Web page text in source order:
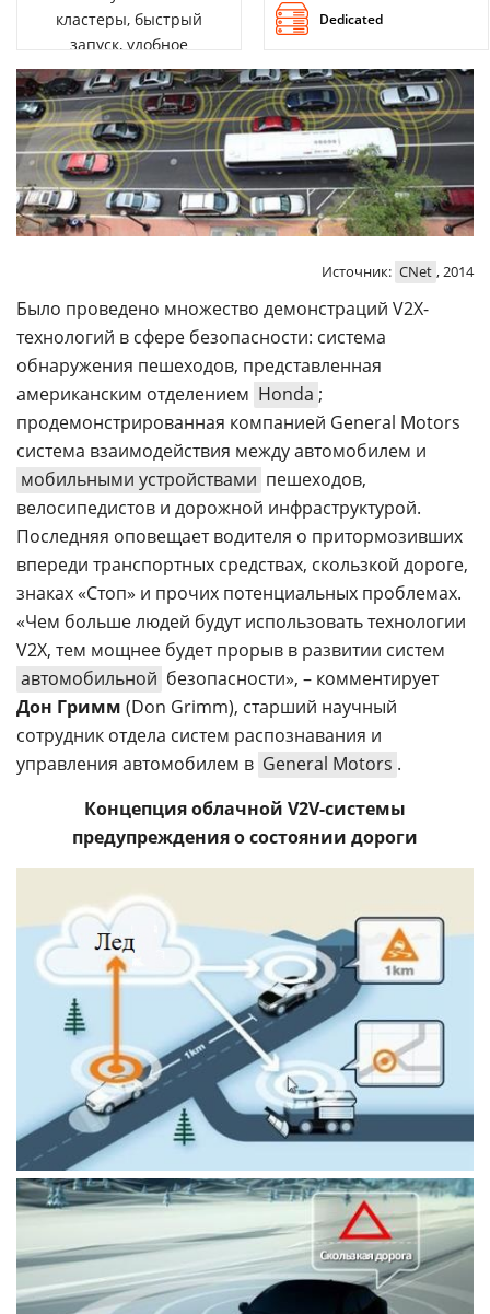
кластеры, быстрый
запуск, удобное
управление
Dedicated
Источник: CNet , 2014
Было проведено множество демонстраций V2X-
технологий в сфере безопасности: система
обнаружения пешеходов, представленная
американским отделением Honda ;
продемонстрированная компанией General Motors
система взаимодействия между автомобилем и
мобильными устройствами пешеходов,
велосипедистов и дорожной инфраструктурой.
Последняя оповещает водителя о притормозивших
впереди транспортных средствах, скользкой дороге,
знаках «Стоп» и прочих потенциальных проблемах.
«Чем больше людей будут использовать технологии
V2X, тем мощнее будет прорыв в развитии систем
автомобильной безопасности», – комментирует
Дон Гримм (Don Grimm), старший научный
сотрудник отдела систем распознавания и
управления автомобилем в General Motors .
Концепция облачной V2V-системы
предупреждения о состоянии дороги